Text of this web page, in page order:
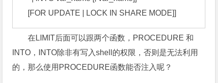
    [FOR UPDATE | LOCK IN SHARE MODE]]
在LIMIT后面可以跟两个函数，PROCEDURE 和
INTO，INTO除非有写入shell的权限，否则是无法利用
的，那么使用PROCEDURE函数能否注入呢？